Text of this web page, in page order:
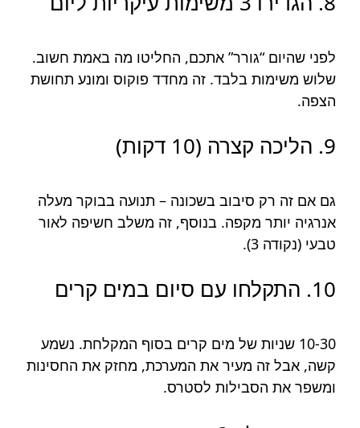
לפני שהיום “גורר” אתכם, החליטו מה באמת חשוב.
שלוש משימות בלבד. זה מחדד פוקוס ומונע תחושת
הצפה.
9. הליכה קצרה (10 דקות)
גם אם זה רק סיבוב בשכונה – תנועה בבוקר מעלה
אנרגיה יותר מקפה. בנוסף, זה משלב חשיפה לאור
טבעי (נקודה 3).
10. התקלחו עם סיום במים קרים
10-30 שניות של מים קרים בסוף המקלחת. נשמע
קשה, אבל זה מעיר את המערכת, מחזק את החסינות
ומשפר את הסבילות לסטרס.